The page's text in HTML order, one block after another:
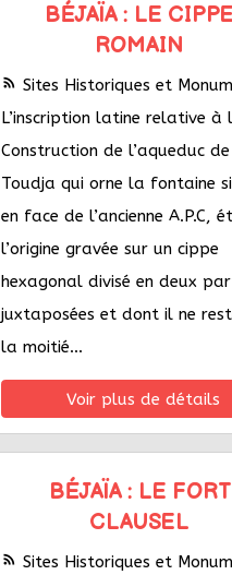
BÉJAÏA : LE CIPPE
ROMAIN
rss_feed Sites Historiques et
L’inscription latine relative à
Construction de l’aqueduc de
Toudja qui orne la fontaine
en face de l’ancienne A.P.C,
l’origine gravée sur un cippe
hexagonal divisé en deux
juxtaposées et dont il ne
la moitié...
Voir plus de détails
BÉJAÏA : LE FORT
CLAUSEL
rss_feed Sites Historiques et